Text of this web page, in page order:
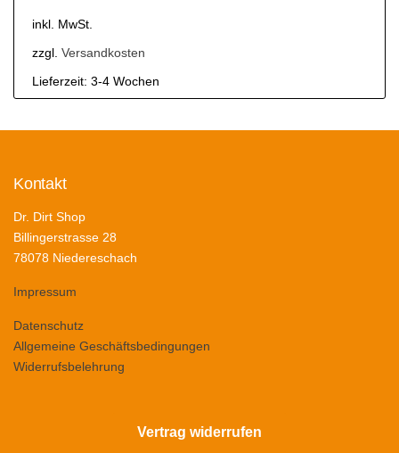
inkl. MwSt.
zzgl. Versandkosten
Lieferzeit: 3-4 Wochen
Kontakt
Dr. Dirt Shop
Billingerstrasse 28
78078 Niedereschach
Impressum
Datenschutz
Allgemeine Geschäftsbedingungen
Widerrufsbelehrung
Vertrag widerrufen